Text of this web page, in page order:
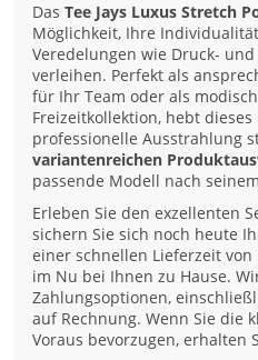
DasTee Jays Luxus Stretch
Möglichkeit, Ihre
Veredelungen wie Druck-
verleihen. Perfekt als
für Ihr Team oder als
Freizeitkollektion, hebt
professionelle Ausstrahlung
variantenreichen
passende Modell nach
Erleben Sie den exzellenten
sichern Sie sich noch heute
einer schnellen Lieferzeit
im Nu bei Ihnen zu Hause.
Zahlungsoptionen,
auf Rechnung. Wenn Sie die
Voraus bevorzugen, erhalten